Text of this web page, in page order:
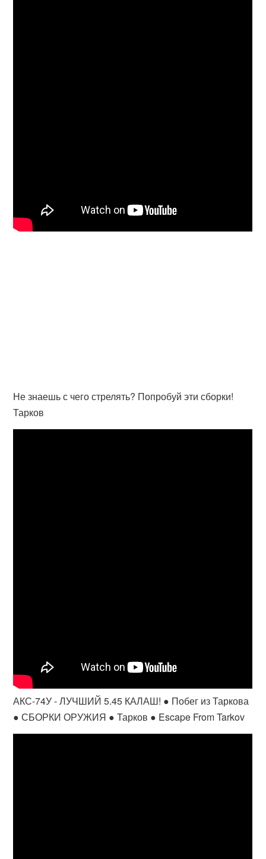
Не знаешь с чего стрелять? Попробуй эти сборки!
Тарков
АКС-74У - ЛУЧШИЙ 5.45 КАЛАШ! ● Побег из Таркова
● СБОРКИ ОРУЖИЯ ● Тарков ● Escape From Tarkov